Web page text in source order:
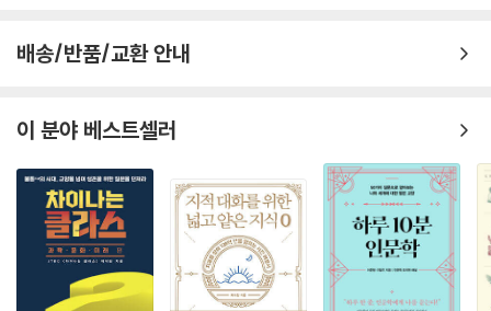
을 전세계에 알렸지만 3년이 지난 지금도 전쟁과 비극은 여전히 현재진행
형이다. 오늘날의 세계처럼 풍요와 빈곤이 극단적으로 공존하는 시대에,
한의 삶의 조건조차 위협받는 이들을 위해 우리가 선택할 수 있는 ‘윤리적
삶’이 무엇인지 되묻는다. 동양철학자 이상수 선생 역시 같은 맥락에서 ‘윤
리적 자세’를 다룬다. 제자백가의 사상을 살펴보면서 나 자신에 보탬이 되
지 않는 어떤 이타적 행위도 없다는 ‘역설’을 지적하고, 타인을 위해서는 나
자신 역시 발전시킬 수밖에 없음을 설명한다. ‘己’와 ‘他’의 이 순환을 통해
나와 타인을 구분하는 이분법의 경계가 허물어지고, 윤리적 자세를 배우는
심리학자인 김학진 교수는 ‘윤리적 삶’을 뇌과학의 측면에서 다룬다. 이타
배송/반품/교환 안내
이 분야 베스트셀러